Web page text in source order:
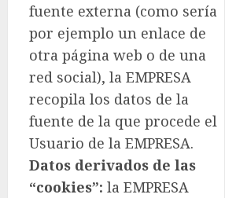
fuente externa (como sería
por ejemplo un enlace de
otra página web o de una
red social), la EMPRESA
recopila los datos de la
fuente de la que procede el
Usuario de la EMPRESA.
Datos derivados de las
“cookies”: la EMPRESA